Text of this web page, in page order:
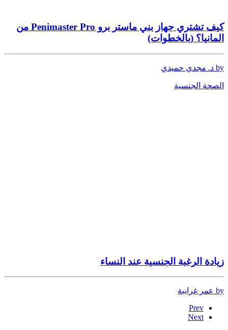
كيف تشتري جهاز بني ماستر برو Penimaster Pro من
المانيا؟ (بالخطوات)
by د. مجدي حميدي
الصحة الجنسية
زيادة الرغبة الجنسية عند النساء
by عمر غرايبة
Prev
Next